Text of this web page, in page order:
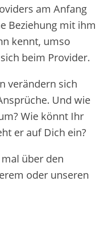
am Anfang
Beziehung mit ihm
kennt, umso
beim Provider.
verändern sich
Und wie
Wie könnt Ihr
er auf Dich ein?
über den
oder unseren